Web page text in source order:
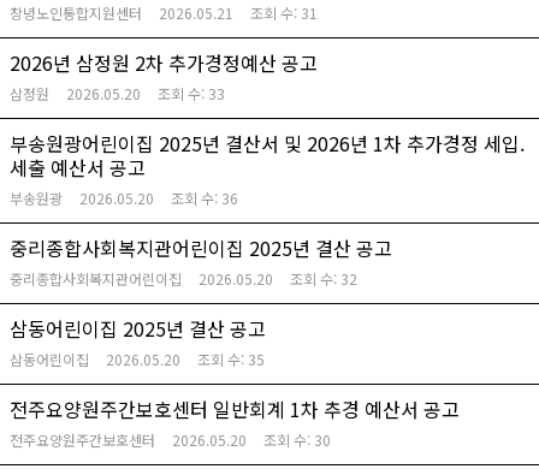
창녕노인통합지원센터 2026.05.21 조회 수: 31
2026년 삼정원 2차 추가경정예산 공고
삼정원 2026.05.20 조회 수: 33
부송원광어린이집 2025년 결산서 및 2026년 1차 추가경정 세입.
세출 예산서 공고
부송원광 2026.05.20 조회 수: 36
중리종합사회복지관어린이집 2025년 결산 공고
중리종합사회복지관어린이집 2026.05.20 조회 수: 32
삼동어린이집 2025년 결산 공고
삼동어린이집 2026.05.20 조회 수: 35
전주요양원주간보호센터 일반회계 1차 추경 예산서 공고
전주요양원주간보호센터 2026.05.20 조회 수: 30